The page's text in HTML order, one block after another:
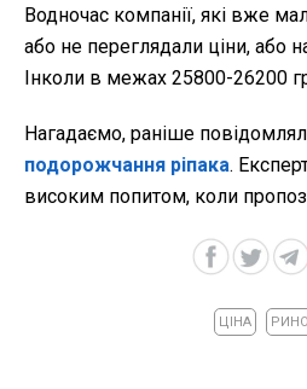
Водночас компанії, які вже
або не переглядали ціни, або
Інколи в межах 25800-26200
Нагадаємо, раніше
подорожчання ріпака.
високим попитом, коли
ЦІНА